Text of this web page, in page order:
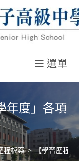
選單
年度」各項
程檔案 > 【學習歷程